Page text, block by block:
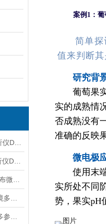
案例1：
简单
值来判断
研究背
葡萄果
实的成熟情
否成熟没有
准确的反映
微电极
使用末
实所处不同
势，果实pH